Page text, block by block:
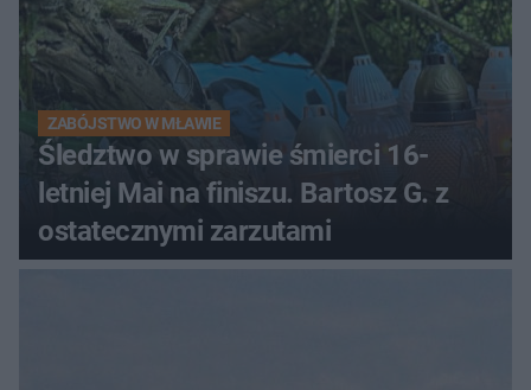
ZABÓJSTWO W MŁAWIE
Śledztwo w sprawie śmierci 16-
letniej Mai na finiszu. Bartosz G. z
ostatecznymi zarzutami